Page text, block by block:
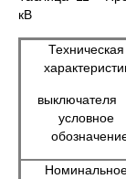
Техническая
выключателя
условное